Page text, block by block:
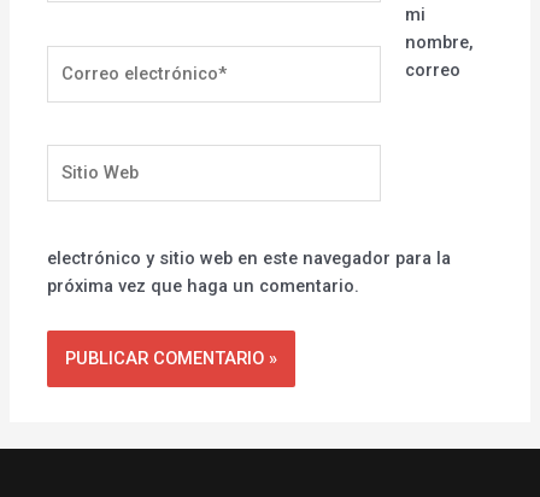
electrónico*
Web
mi
nombre,
correo
electrónico y sitio web en este navegador para la
próxima vez que haga un comentario.